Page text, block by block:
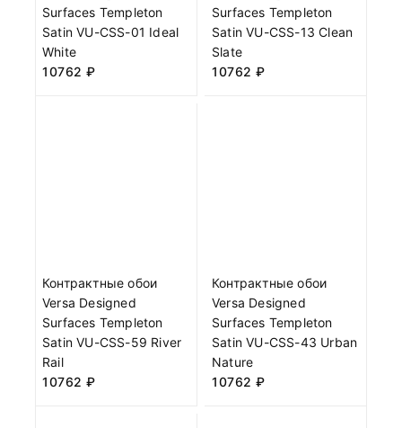
Surfaces Templeton
Satin VU-CSS-01 Ideal
White
10762 ₽
Surfaces Templeton
Satin VU-CSS-13 Clean
Slate
10762 ₽
Контрактные обои
Versa Designed
Surfaces Templeton
Satin VU-CSS-59 River
Rail
10762 ₽
Контрактные обои
Versa Designed
Surfaces Templeton
Satin VU-CSS-43 Urban
Nature
10762 ₽